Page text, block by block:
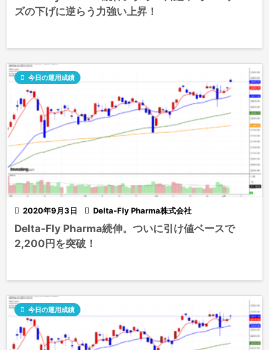
ズの下げに逆らう力強い上昇！
 2020年9月3日
 今日の運用成績
 Delta-Fly Pharma株式会社
Delta-Fly Pharma続伸。ついに引け値ベースで
2,200円を突破！
 今日の運用成績